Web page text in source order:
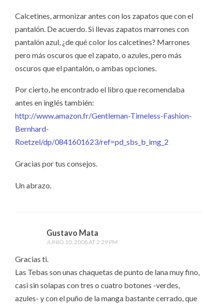
Calcetines, armonizar antes con los zapatos que con el
pantalón. De acuerdo. Si llevas zapatos marrones con
pantalón azul, ¿de qué color los calcetines? Marrones
pero más oscuros que el zapato, o azules, pero más
oscuros que el pantalón, o ambas opciones.
Por cierto, he encontrado el libro que recomendaba
antes en inglés también:
http://www.amazon.fr/Gentleman-Timeless-Fashion-
Bernhard-
Roetzel/dp/0841601623/ref=pd_sbs_b_img_2
Gracias por tus consejos.
Un abrazo.
Gustavo Mata
JUNIO 10, 2008 AT 2:29 PM
Gracias ti.
Las Tebas son unas chaquetas de punto de lana muy fino,
casi sin solapas con tres o cuatro botones -verdes,
azules- y con el puño de la manga bastante cerrado, que